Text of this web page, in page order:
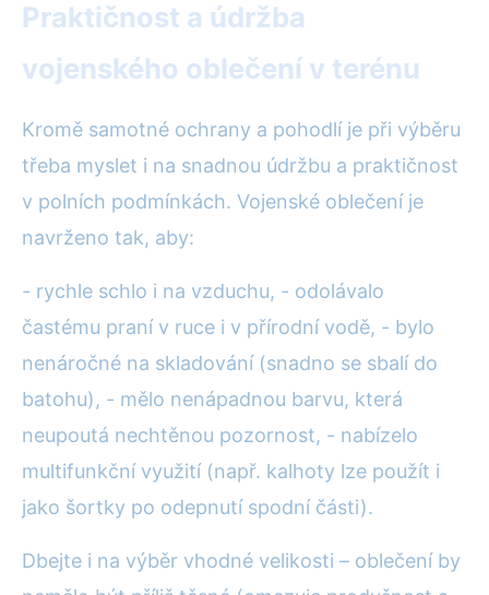
Praktičnost a údržba
vojenského oblečení v terénu
Kromě samotné ochrany a pohodlí je při výběru
třeba myslet i na snadnou údržbu a praktičnost
v polních podmínkách. Vojenské oblečení je
navrženo tak, aby:
- rychle schlo i na vzduchu, - odolávalo
častému praní v ruce i v přírodní vodě, - bylo
nenáročné na skladování (snadno se sbalí do
batohu), - mělo nenápadnou barvu, která
neupoutá nechtěnou pozornost, - nabízelo
multifunkční využití (např. kalhoty lze použít i
jako šortky po odepnutí spodní části).
Dbejte i na výběr vhodné velikosti – oblečení by